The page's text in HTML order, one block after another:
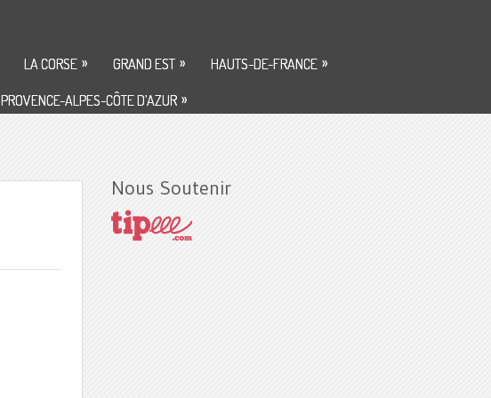
LA CORSE » GRAND EST » HAUTS-DE-FRANCE »
PROVENCE-ALPES-CÔTE D’AZUR »
Nous Soutenir